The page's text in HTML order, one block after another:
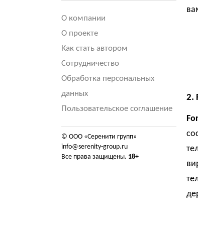
О компании
О проекте
Как стать автором
Сотрудничество
Обработка персональных
данных
Пользовательское соглашение
© ООО «Серенити групп»
info@serenity-group.ru
Все права защищены. 18+
2.